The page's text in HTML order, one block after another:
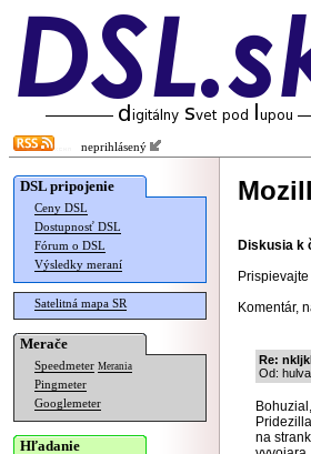
neprihlásený
DSL pripojenie
Ceny DSL
Dostupnosť DSL
Fórum o DSL
Výsledky meraní
Satelitná mapa SR
Merače
Speedmeter Merania
Pingmeter
Googlemeter
Hľadanie
Diskusia k
Komentár,
Re:
Od:
na